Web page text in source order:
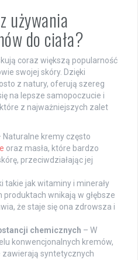
używania
do ciała?
coraz większą popularność
swojej skóry. Dzięki
z natury, oferują szereg
na lepsze samopoczucie i
z najważniejszych zalet
Naturalne kremy często
oraz masła, które bardzo
przeciwdziałając jej
takie jak witaminy i minerały
wnikają w głębsze
że staje się ona zdrowsza i
chemicznych – W
konwencjonalnych kremów,
syntetycznych